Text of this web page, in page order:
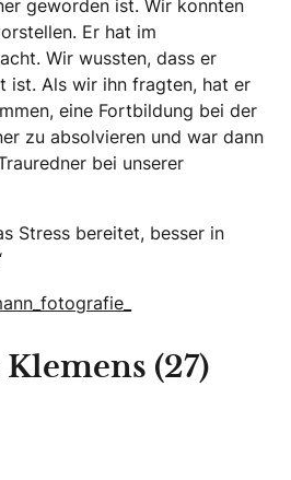
geworden ist. Wir konnten
Er hat im
Wir wussten, dass er
ist. Als wir ihn fragten, hat er
eine Fortbildung bei der
zu absolvieren und war dann
bei unserer
Stress bereitet, besser in
Klemens (27)